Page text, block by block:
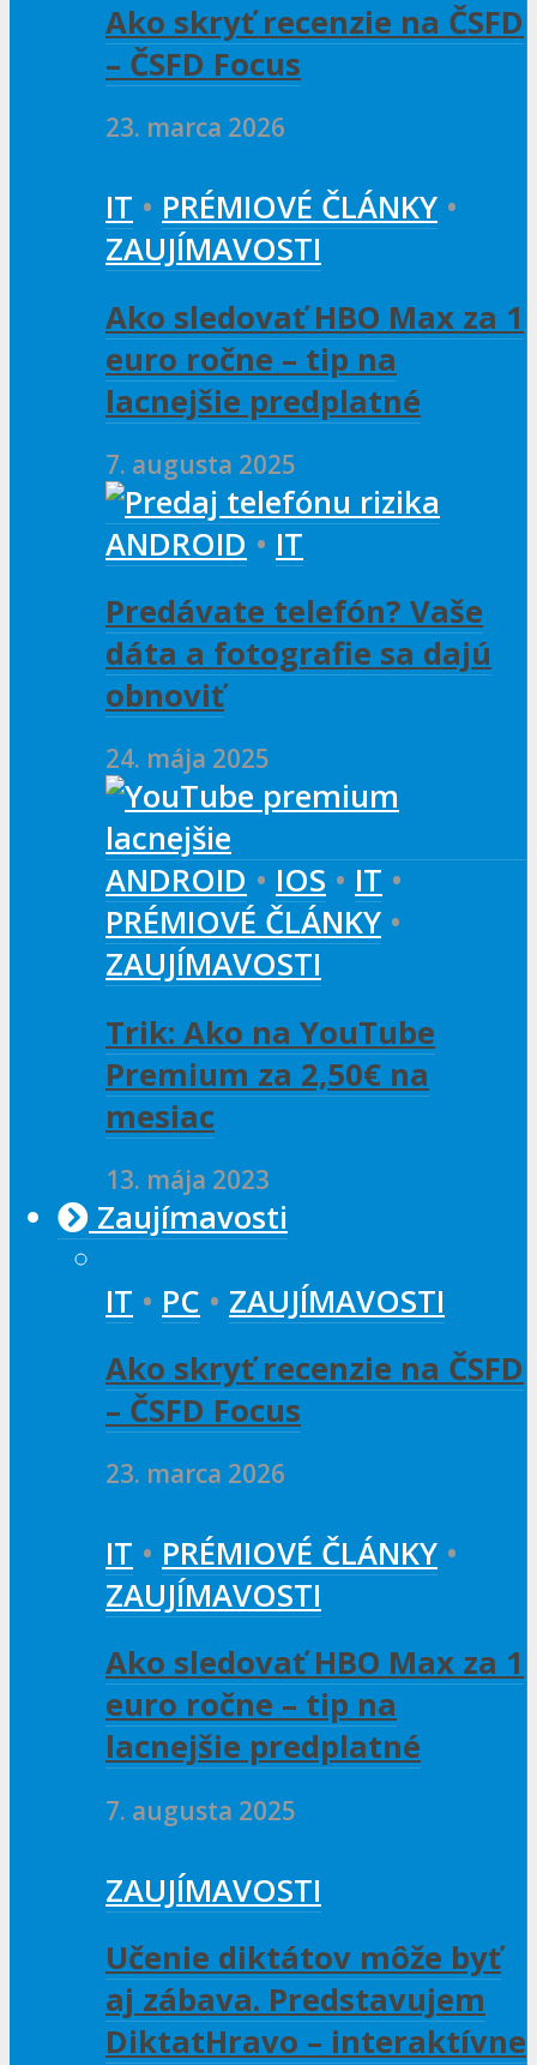
Ako skryť recenzie na ČSFD
– ČSFD Focus
23. marca 2026
IT • PRÉMIOVÉ ČLÁNKY •
ZAUJÍMAVOSTI
Ako sledovať HBO Max za 1
euro ročne – tip na
lacnejšie predplatné
7. augusta 2025
ANDROID • IT
Predávate telefón? Vaše
dáta a fotografie sa dajú
obnoviť
24. mája 2025
ANDROID • IOS • IT •
PRÉMIOVÉ ČLÁNKY •
ZAUJÍMAVOSTI
Trik: Ako na YouTube
Premium za 2,50€ na
mesiac
13. mája 2023
Zaujímavosti
IT • PC • ZAUJÍMAVOSTI
Ako skryť recenzie na ČSFD
– ČSFD Focus
23. marca 2026
IT • PRÉMIOVÉ ČLÁNKY •
ZAUJÍMAVOSTI
Ako sledovať HBO Max za 1
euro ročne – tip na
lacnejšie predplatné
7. augusta 2025
ZAUJÍMAVOSTI
Učenie diktátov môže byť
aj zábava. Predstavujem
DiktatHravo – interaktívne